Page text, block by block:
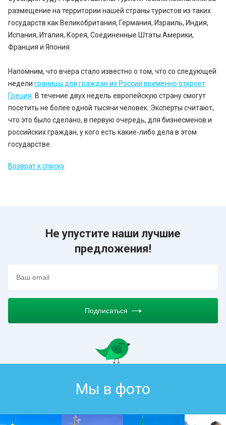
размещение на территории нашей страны туристов из таких
государств как Великобритания, Германия, Израиль, Индия,
Испания, Италия, Корея, Соединенные Штаты Америки,
Франция и Япония.
Напомним, что вчера стало известно о том, что со следующей
недели границы для граждан из России временно откроет
Греция . В течение двух недель европейскую страну смогут
посетить не более одной тысячи человек. Эксперты считают,
что это было сделано, в первую очередь, для бизнесменов и
российских граждан, у кого есть какие-либо дела в этом
государстве.
Возврат к списку
Не упустите наши лучшие
предложения!
Подписаться
Мы в фото